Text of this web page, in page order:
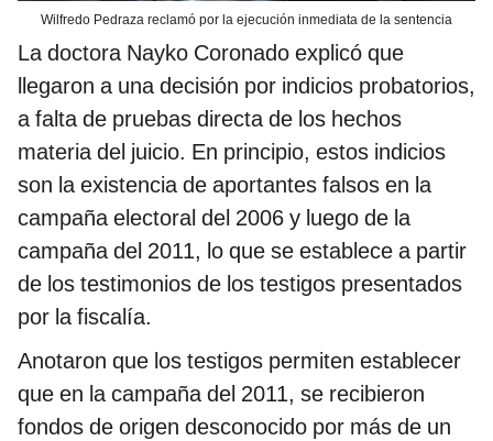
Wilfredo Pedraza reclamó por la ejecución inmediata de la sentencia
La doctora Nayko Coronado explicó que
llegaron a una decisión por indicios probatorios,
a falta de pruebas directa de los hechos
materia del juicio. En principio, estos indicios
son la existencia de aportantes falsos en la
campaña electoral del 2006 y luego de la
campaña del 2011, lo que se establece a partir
de los testimonios de los testigos presentados
por la fiscalía.
Anotaron que los testigos permiten establecer
que en la campaña del 2011, se recibieron
fondos de origen desconocido por más de un